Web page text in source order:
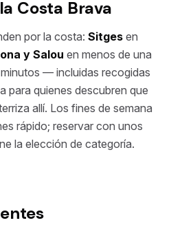
Costa Brava
por la costa: Sitges en
y Salou en menos de una
— incluidas recogidas
para quienes descubren que
allí. Los fines de semana
rápido; reservar con unos
la elección de categoría.